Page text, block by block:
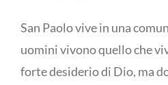
San Paolo vive in una
uomini vivono quello che
forte desiderio di Dio, ma